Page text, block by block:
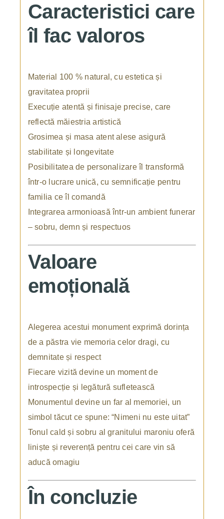
Caracteristici care
îl fac valoros
Material 100 % natural, cu estetica și
gravitatea proprii
Execuție atentă și finisaje precise, care
reflectă măiestria artistică
Grosimea și masa atent alese asigură
stabilitate și longevitate
Posibilitatea de personalizare îl transformă
într-o lucrare unică, cu semnificație pentru
familia ce îl comandă
Integrarea armonioasă într-un ambient funerar
– sobru, demn și respectuos
Valoare
emoțională
Alegerea acestui monument exprimă dorința
de a păstra vie memoria celor dragi, cu
demnitate și respect
Fiecare vizită devine un moment de
introspecție și legătură sufletească
Monumentul devine un far al memoriei, un
simbol tăcut ce spune: “Nimeni nu este uitat”
Tonul cald și sobru al granitului maroniu oferă
liniște și reverență pentru cei care vin să
aducă omagiu
În concluzie